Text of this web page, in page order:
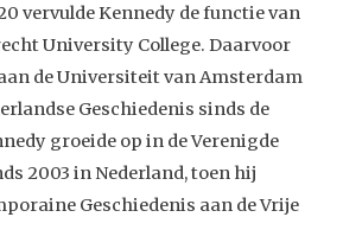
Generale
Home
Agenda
Video
Podcast
vervulde Kennedy de functie van
University College. Daarvoor
de Universiteit van Amsterdam
Geschiedenis sinds de
groeide op in de Verenigde
2003 in Nederland, toen hij
Geschiedenis aan de Vrije